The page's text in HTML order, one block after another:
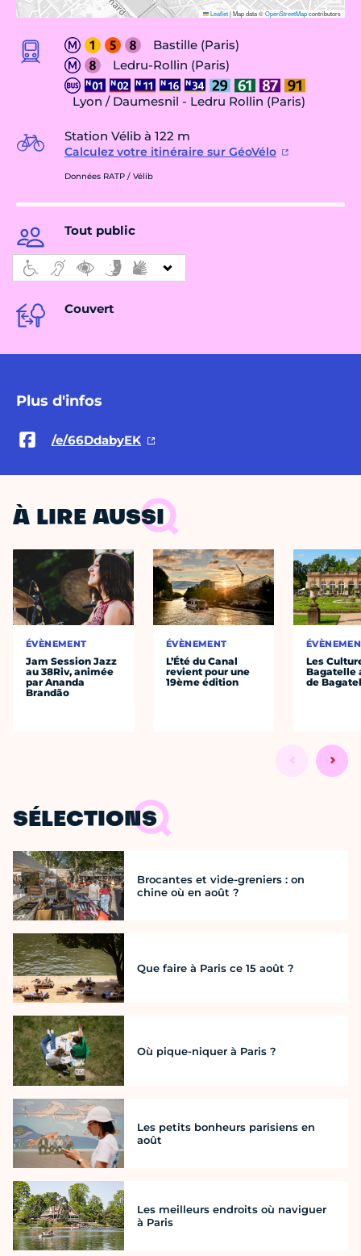
Leaflet|Map data ©OpenStreetMapcontributors
Bastille (Paris)
Ledru-Rollin (Paris)
Lyon / Daumesnil - Ledru Rollin (Paris)
Station Vélib à 122 m
Calculez votre itinéraire sur GéoVélo
Données RATP / Vélib
Tout public
Couvert
Plus d'infos
/e/66DdabyEK
À LIRE AUSSI
ÉVÈNEMENT
Jam Session Jazz
au 38Riv, animée
par Ananda
Brandão
ÉVÈNEMENT
L’Été du Canal
revient pour une
19ème édition
Les
Bagatelle
de
SÉLECTIONS
Brocantes et vide-greniers : on
chine où en août ?
Que faire à Paris ce 15 août ?
Où pique-niquer à Paris ?
Les petits bonheurs parisiens en
août
Les meilleurs endroits où naviguer
à Paris